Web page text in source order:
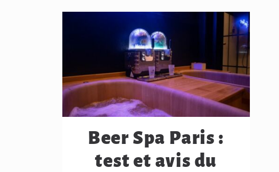
Beer Spa Paris :
test et avis du